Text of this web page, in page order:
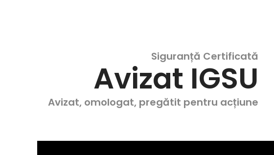
Siguranță Certificată
Avizat IGSU
Avizat, omologat, pregătit pentru acțiune